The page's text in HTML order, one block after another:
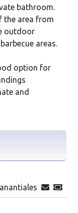
bathroom.
the area from
outdoor
areas.
option for
and